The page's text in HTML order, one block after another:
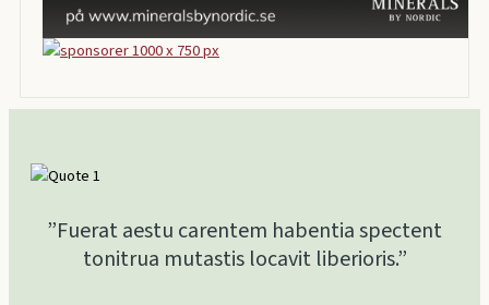
”Fuerat aestu carentem habentia spectent
tonitrua mutastis locavit liberioris.”